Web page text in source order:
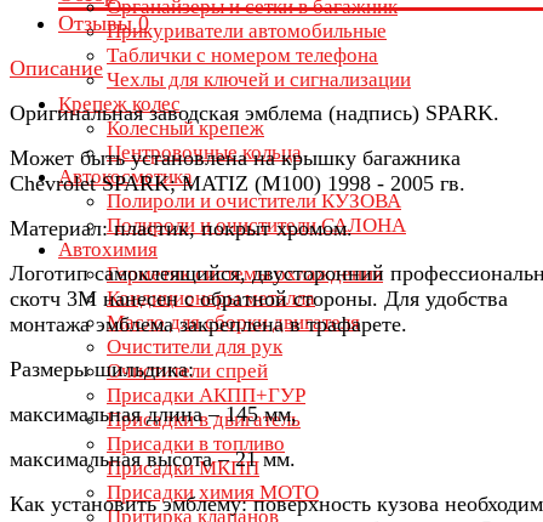
Органайзеры и сетки в багажник
Прикуриватели автомобильные
Таблички с номером телефона
Чехлы для ключей и сигнализации
Крепеж колес
Колесный крепеж
Центровочные кольца
Автокосметика
Полироли и очистители КУЗОВА
Полироли и очистители САЛОНА
Автохимия
Герметик системы охлаждения
Кондиционеры металла
Масло для сборки двигателя
Очистители для рук
Очистители спрей
Присадки АКПП+ГУР
Присадки в двигатель
Присадки в топливо
Присадки МКПП
Присадки химия МОТО
Притирка клапанов
Отзывы0
Описание
Оригинальная заводская эмблема (надпись) SPARK.
Может быть установлена на крышку багажника
Chevrolet SPARK; MATIZ (M100) 1998 - 2005 гв.
Материал: пластик, покрыт хромом.
Логотип самоклеящийся, двусторонний
скотч 3М нанесен с обратной стороны. Для удобства
монтажа эмблема закреплена в трафарете.
Размеры шильдика:
максимальная длина – 145 мм,
максимальная высота – 21 мм.
Как установить эмблему: поверхность кузова